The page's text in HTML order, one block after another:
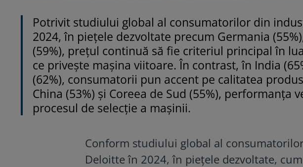
Potrivit studiului global al consumatorilor din
2024, în piețele dezvoltate precum Germania
(59%), prețul continuă să fie criteriul principal în
ce privește mașina viitoare. În contrast, în India
(62%), consumatorii pun accent pe calitatea
China (53%) și Coreea de Sud (55%), performanța
procesul de selecție a mașinii.
Conform studiului global al
Deloitte în 2024, în piețele dezvoltate,